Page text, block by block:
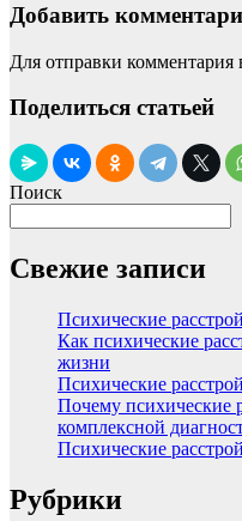
Добавить
Для отправки комментария
Поделиться статьей
Поиск
Свежие записи
Психические
Как психические
жизни
Психические
Почему психические
комплексной
Психические
Рубрики